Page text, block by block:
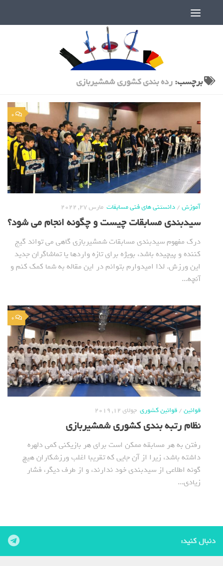
برچسب:رده بندی کشوری شمشیربازی
0
آموزش/دانستنی های فنی مسابقات مارس 27, 2022
سیدبندی مسابقات چیست و چگونه انجام می شود؟
درک مفهوم سیدبندی مسابقات شمشیربازی گاهی می تواند گیج
کننده و پیچیده باشد، بویژه برای تازه واردها یا تماشاگران جدید
این ورزش. لذا امیدوارم بتوانم در این مقاله به شما کمک کنم و
آنچه...
0
قوانین/قوانین کشوری جولای 12, 2019
نظام رتبه بندی کشوری شمشیربازی
رفتن به هر مسابقه ممکن است برای هر بازیکنی کمی دلهره
داشته باشد، زیرا از آن جایی که تقریبا اغلب ورزشکاران هیچ
گونه اطلاعی از سیدبندی خود ندارند، و از طرف دیگر، فشار
زیادی...
دنبال کنید: